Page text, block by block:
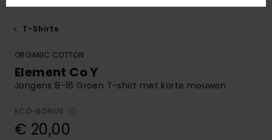
T-Shirts
ORGANIC COTTON
Element Co Y
Jongens 8-16 Groen T-shirt met korte mouwen
ECO-BONUS
€ 20,00